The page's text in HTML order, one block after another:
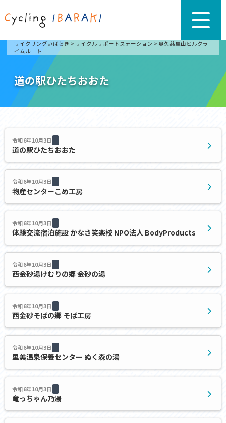
サイクリングいばらき > サイクルサポートステーション > 奥久慈里山ヒルクラ
イムルート
道の駅ひたちおおた
令和6年10月3日
道の駅ひたちおおた
令和6年10月3日
物産センターこめ工房
令和6年10月3日
体験交流宿泊施設 かなさ笑楽校 NPO法人 BodyProducts
令和6年10月3日
西金砂湯けむりの郷 金砂の湯
令和6年10月3日
西金砂そばの郷 そば工房
令和6年10月3日
里美温泉保養センター ぬく森の湯
令和6年10月3日
竜っちゃん乃湯